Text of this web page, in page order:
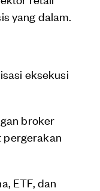
yang dalam.
eksekusi
broker
pergerakan
ETF, dan